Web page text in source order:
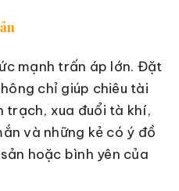
mạnh trấn áp lớn. Đặt
chỉ giúp chiêu tài
trạch, xua đuổi tà khí,
và những kẻ có ý đồ
hoặc bình yên của